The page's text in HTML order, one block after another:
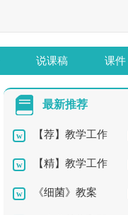
说课稿 课件
最新推荐
【荐】教学工作
总结10篇【精】教学工作
总结12篇《细菌》教案